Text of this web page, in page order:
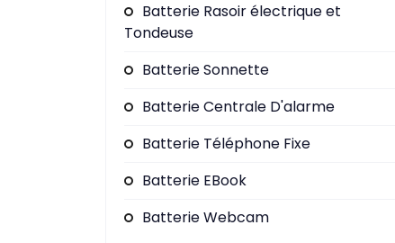
Batterie Rasoir électrique et
Tondeuse
Batterie Sonnette
Batterie Centrale D'alarme
Batterie Téléphone Fixe
Batterie EBook
Batterie Webcam